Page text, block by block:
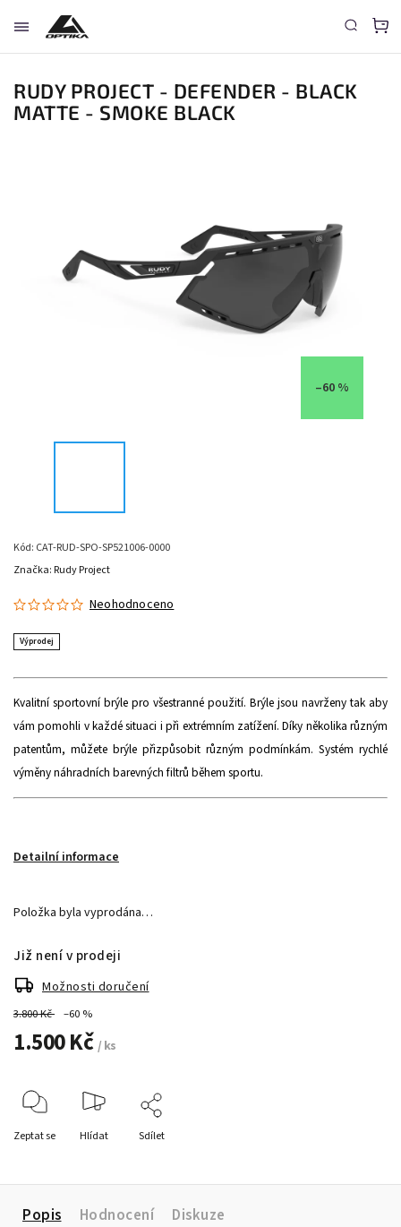
RUDY PROJECT - DEFENDER - BLACK
MATTE - SMOKE BLACK
–60 %
Kód: CAT-RUD-SPO-SP521006-0000
Výprodej
Neohodnoceno
Kvalitní sportovní brýle pro všestranné použití. Brýle jsou navrženy tak aby
vám pomohli v každé situaci i při extrémním zatížení. Díky několika různým
patentům, můžete brýle přizpůsobit různým podmínkám. Systém rychlé
výměny náhradních barevných filtrů během sportu.
Detailní informace
Značka: Rudy Project
Položka byla vyprodána…
3.800 Kč –60 %
1.500 Kč / ks
Již není v prodeji
Možnosti doručení
Zeptat se Hlídat Sdílet
Popis Hodnocení Diskuze